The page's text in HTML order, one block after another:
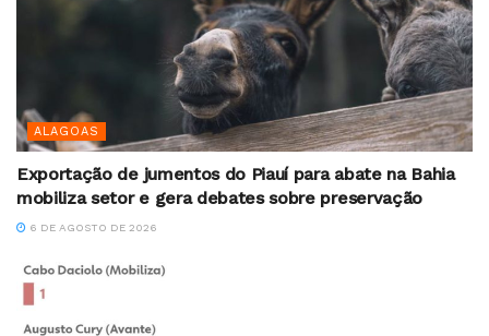
ALAGOAS
Exportação de jumentos do Piauí para abate na Bahia
mobiliza setor e gera debates sobre preservação
6 DE AGOSTO DE 2026